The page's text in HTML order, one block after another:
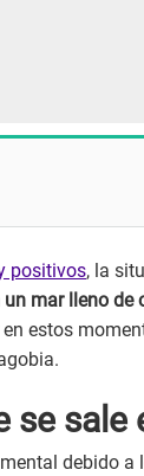
positivos, la
mar lleno de
estos
se sale
debido a